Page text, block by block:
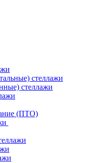
стеллажи
стеллажи
(ПТО)